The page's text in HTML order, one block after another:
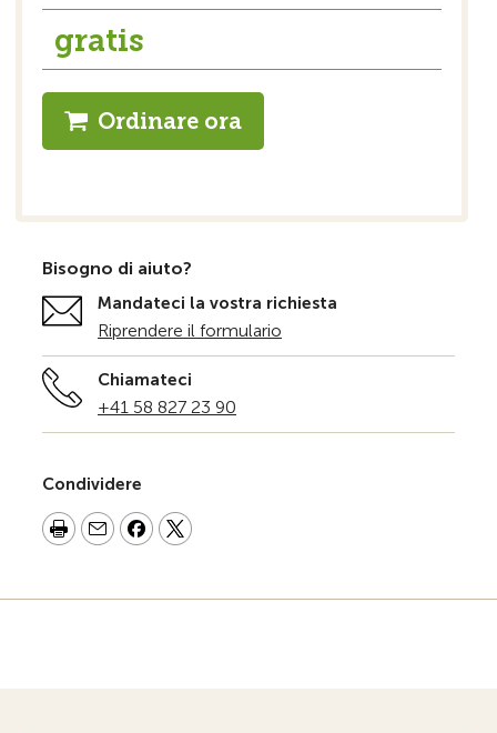
gratis
Ordinare ora
Bisogno di aiuto?
Mandateci la vostra richiesta
Riprendere il formulario
Chiamateci
+41 58 827 23 90
Condividere